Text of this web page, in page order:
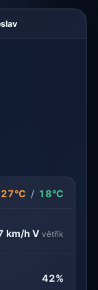
27°C / 18°C
km/h V větřík
42%